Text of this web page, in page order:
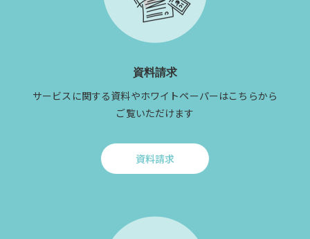
資料請求
サービスに関する資料やホワイトペーパーはこちらから
ご覧いただけます
資料請求
Click
請